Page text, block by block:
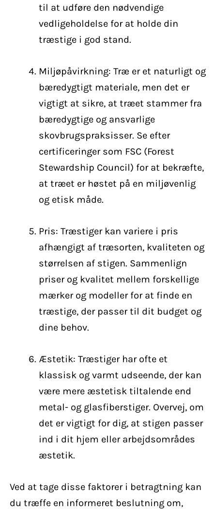
til at udføre den nødvendige
vedligeholdelse for at holde din
træstige i god stand.
Miljøpåvirkning: Træ er et naturligt og
bæredygtigt materiale, men det er
vigtigt at sikre, at træet stammer fra
bæredygtige og ansvarlige
skovbrugspraksisser. Se efter
certificeringer som FSC (Forest
Stewardship Council) for at bekræfte,
at træet er høstet på en miljøvenlig
og etisk måde.
Pris: Træstiger kan variere i pris
afhængigt af træsorten, kvaliteten og
størrelsen af stigen. Sammenlign
priser og kvalitet mellem forskellige
mærker og modeller for at finde en
træstige, der passer til dit budget og
dine behov.
Æstetik: Træstiger har ofte et
klassisk og varmt udseende, der kan
være mere æstetisk tiltalende end
metal- og glasfiberstiger. Overvej, om
det er vigtigt for dig, at stigen passer
ind i dit hjem eller arbejdsområdes
æstetik.
Ved at tage disse faktorer i betragtning kan
du træffe en informeret beslutning om,